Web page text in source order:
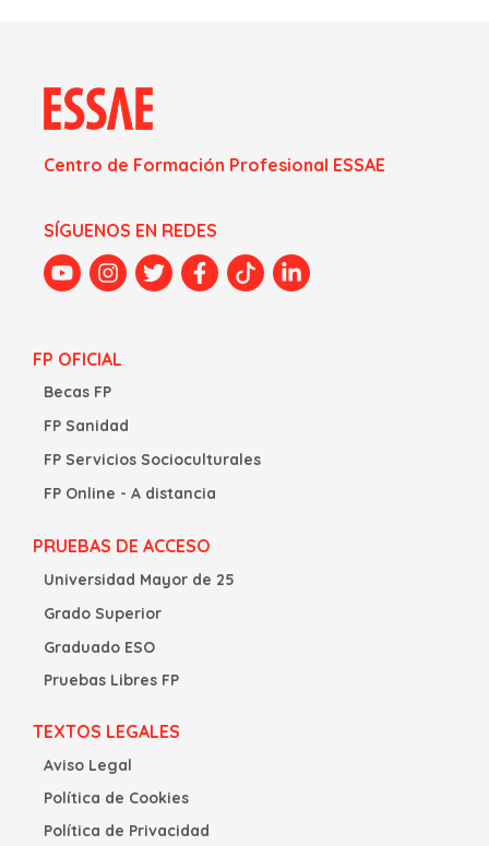
Centro de Formación Profesional ESSAE
SÍGUENOS EN REDES
FP OFICIAL
Becas FP
FP Sanidad
FP Servicios Socioculturales
FP Online - A distancia
PRUEBAS DE ACCESO
Universidad Mayor de 25
Grado Superior
Graduado ESO
Pruebas Libres FP
TEXTOS LEGALES
Aviso Legal
Política de Cookies
Política de Privacidad